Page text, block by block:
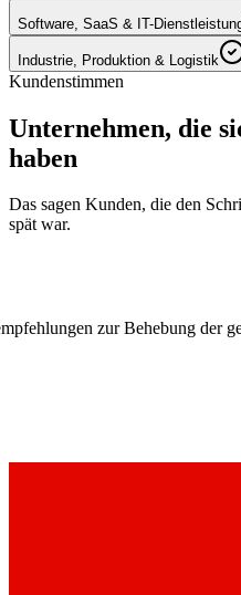
Software, SaaS & IT-
Industrie, Produktion & Logistik
Kundenstimmen
Unternehmen, die
haben
Das sagen Kunden, die den
spät war.
gefundenen Probleme. Wir